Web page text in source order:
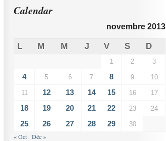
Calendar
novembre 2013
L M M J V S D
1 2 3
4 5 6 7 8 9 10
11 12 13 14 15 16 17
18 19 20 21 22 23 24
25 26 27 28 29 30
« Oct Déc »